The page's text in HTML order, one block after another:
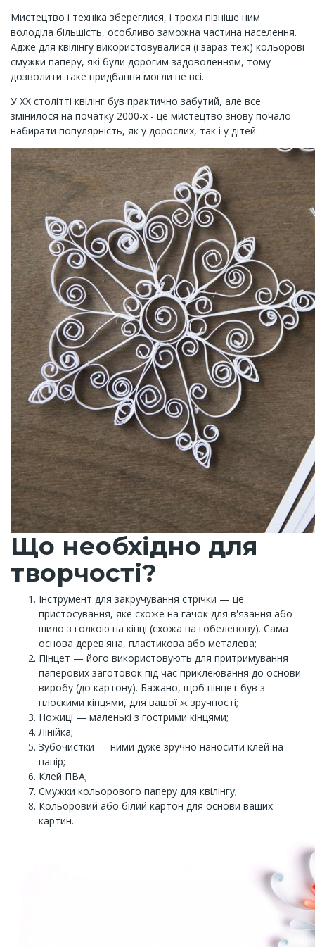
Мистецтво і техніка збереглися, і трохи пізніше ним
володіла більшість, особливо заможна частина населення.
Адже для квілінгу використовувалися (і зараз теж) кольорові
смужки паперу, які були дорогим задоволенням, тому
дозволити таке придбання могли не всі.
У XX столітті квілінг був практично забутий, але все
змінилося на початку 2000-х - це мистецтво знову почало
набирати популярність, як у дорослих, так і у дітей.
Що необхідно для
творчості?
Інструмент для закручування стрічки — це
пристосування, яке схоже на гачок для в'язання або
шило з голкою на кінці (схожа на гобеленову). Сама
основа дерев'яна, пластикова або металева;
Пінцет — його використовують для притримування
паперових заготовок під час приклеювання до основи
виробу (до картону). Бажано, щоб пінцет був з
плоскими кінцями, для вашої ж зручності;
Ножиці — маленькі з гострими кінцями;
Лінійка;
Зубочистки — ними дуже зручно наносити клей на
папір;
Клей ПВА;
Смужки кольорового паперу для квілінгу;
Кольоровий або білий картон для основи ваших
картин.